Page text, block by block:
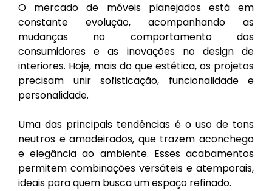
O mercado de móveis planejados está em
constante evolução, acompanhando as
mudanças no comportamento dos
consumidores e as inovações no design de
interiores. Hoje, mais do que estética, os projetos
precisam unir sofisticação, funcionalidade e
personalidade.
Uma das principais tendências é o uso de tons
neutros e amadeirados, que trazem aconchego
e elegância ao ambiente. Esses acabamentos
permitem combinações versáteis e atemporais,
ideais para quem busca um espaço refinado.